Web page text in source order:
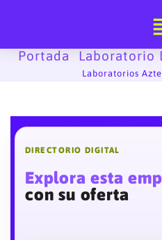
contenido
Portada Laboratorio
Laboratorios
DIRECTORIO DIGITAL
Explora esta
con su oferta